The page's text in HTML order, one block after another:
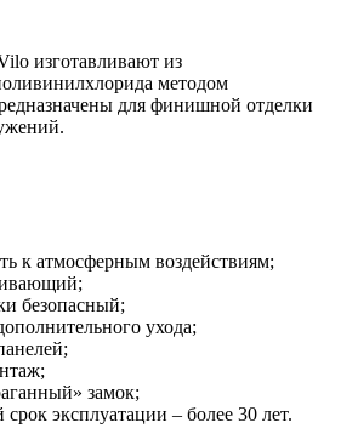
изготавливают из
методом
для финишной отделки
к атмосферным воздействиям;
безопасный;
ухода;
замок;
эксплуатации – более 30 лет.